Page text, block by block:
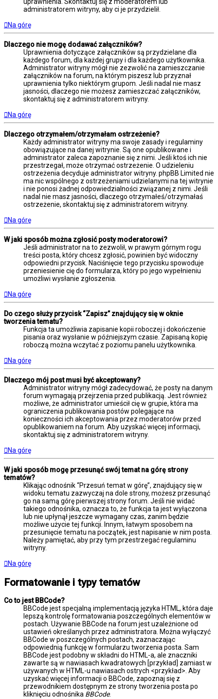
uprawnienia. Skontaktuj się z moderatorem lub
administratorem witryny, aby ci je przydzielił.
Na górę
Dlaczego nie mogę dodawać załączników?
Uprawnienia dotyczące załączników są przydzielane dla
każdego forum, dla każdej grupy i dla każdego użytkownika.
Administrator witryny mógł nie zezwolić na zamieszczanie
załączników na forum, na którym piszesz lub przyznał
uprawnienia tylko niektórym grupom. Jeśli nadal nie masz
jasności, dlaczego nie możesz zamieszczać załączników,
skontaktuj się z administratorem witryny.
Na górę
Dlaczego otrzymałem/otrzymałam ostrzeżenie?
Każdy administrator witryny ma swoje zasady i regulaminy
obowiązujące na danej witrynie. Są one opublikowane i
administrator zaleca zapoznanie się z nimi. Jeśli ktoś ich nie
przestrzegał, może otrzymać ostrzeżenie. O udzieleniu
ostrzeżenia decyduje administrator witryny. phpBB Limited nie
ma nic wspólnego z ostrzeżeniami udzielanymi na tej witrynie
i nie ponosi żadnej odpowiedzialności związanej z nimi. Jeśli
nadal nie masz jasności, dlaczego otrzymałeś/otrzymałaś
ostrzeżenie, skontaktuj się z administratorem witryny.
Na górę
W jaki sposób można zgłosić posty moderatorowi?
Jeśli administrator na to zezwolił, w prawym górnym rogu
treści posta, który chcesz zgłosić, powinien być widoczny
odpowiedni przycisk. Naciśnięcie tego przycisku spowoduje
przeniesienie cię do formularza, który po jego wypełnieniu
umożliwi wysłanie zgłoszenia.
Na górę
Do czego służy przycisk “Zapisz” znajdujący się w oknie
tworzenia tematu?
Funkcja ta umożliwia zapisanie kopii roboczej i dokończenie
pisania oraz wysłanie w późniejszym czasie. Zapisaną kopię
roboczą można wczytać z poziomu panelu użytkownika.
Na górę
Dlaczego mój post musi być akceptowany?
Administrator witryny mógł zadecydować, że posty na danym
forum wymagają przejrzenia przed publikacją. Jest również
możliwe, że administrator umieścił cię w grupie, która ma
ograniczenia publikowania postów polegające na
konieczności ich akceptowania przez moderatorów przed
opublikowaniem na forum. Aby uzyskać więcej informacji,
skontaktuj się z administratorem witryny.
Na górę
W jaki sposób mogę przesunąć swój temat na górę strony
tematów?
Klikając odnośnik “Przesuń temat w górę”, znajdujący się w
widoku tematu zazwyczaj na dole strony, możesz przesunąć
go na samą górę pierwszej strony forum. Jeśli nie widać
takiego odnośnika, oznacza to, że funkcja ta jest wyłączona
lub nie upłynął jeszcze wymagany czas, zanim będzie
możliwe użycie tej funkcji. Innym, łatwym sposobem na
przesunięcie tematu na początek, jest napisanie w nim posta.
Należy pamiętać, aby przy tym przestrzegać regulaminu
witryny.
Na górę
Formatowanie i typy tematów
Co to jest BBCode?
BBCode jest specjalną implementacją języka HTML, która daje
lepszą kontrolę formatowania poszczególnych elementów w
postach. Używanie BBCode na forum jest uzależnione od
ustawień określanych przez administratora. Można wyłączyć
BBCode w poszczególnych postach, zaznaczając
odpowiednią funkcję w formularzu tworzenia posta. Sam
BBCode jest podobny w składni do HTML-a, ale znaczniki
zawarte są w nawiasach kwadratowych [przykład] zamiast w
używanych w HTML-u nawiasach ostrych <przykład>. Aby
uzyskać więcej informacji o BBCode, zapoznaj się z
przewodnikiem dostępnym ze strony tworzenia posta po
kliknięciu odnośnika BBCode.